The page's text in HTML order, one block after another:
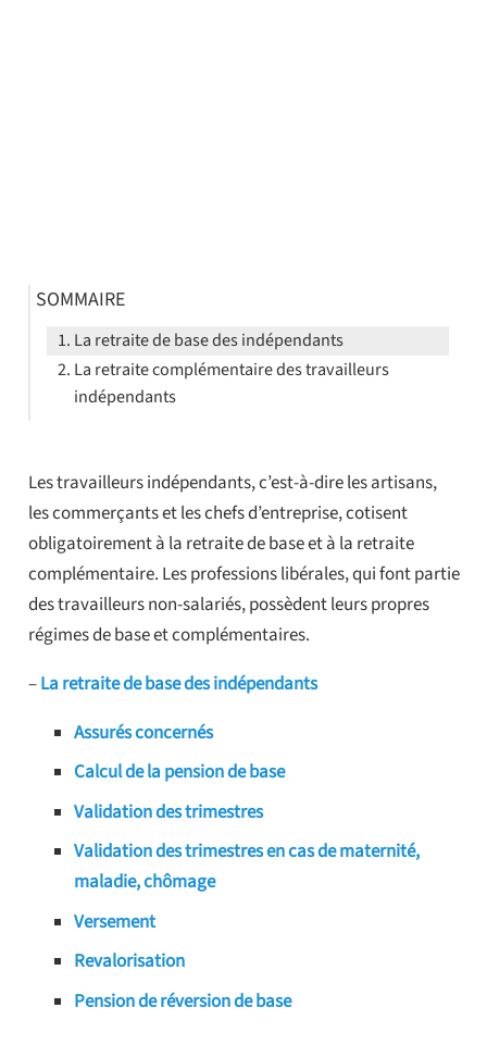
Les travailleurs indépendants, c’est-à-dire les artisans,
les commerçants et les chefs d’entreprise, cotisent
obligatoirement à la retraite de base et à la retraite
complémentaire. Les professions libérales, qui font partie
des travailleurs non-salariés, possèdent leurs propres
régimes de base et complémentaires.
–La retraite de base des indépendants
Assurés concernés
Calcul de la pension de base
Validation des trimestres
Validation des trimestres en cas de maternité,
maladie, chômage
Versement
Revalorisation
Pension de réversion de base
SOMMAIRE
La retraite de base des indépendants
La retraite complémentaire des travailleurs
indépendants